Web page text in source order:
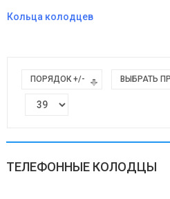
Кольца колодцев
ПОРЯДОК +/- ВЫБРАТЬ
ТЕЛЕФОННЫЕ КОЛОДЦЫ